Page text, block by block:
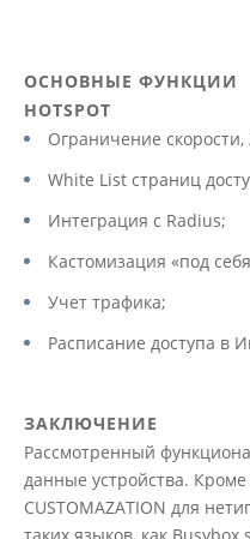
ОСНОВНЫЕ ФУНКЦИИ
HOTSPOT
Ограничение
White List страниц
Интеграция с Radius;
Кастомизация «под
Учет трафика;
Расписание доступа в
ЗАКЛЮЧЕНИЕ
Рассмотренный
данные устройства. Кроме
CUSTOMAZATION для